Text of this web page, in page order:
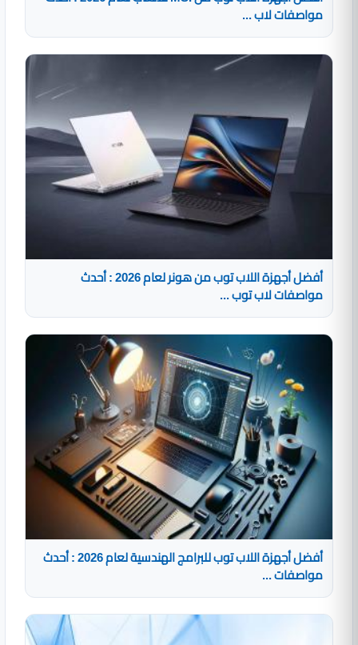
مواصفات لاب ...
أفضل أجهزة اللاب توب من هونر لعام 2026 : أحدث
مواصفات لاب توب ...
أفضل أجهزة اللاب توب للبرامج الهندسية لعام 2026 : أحدث
مواصفات ...